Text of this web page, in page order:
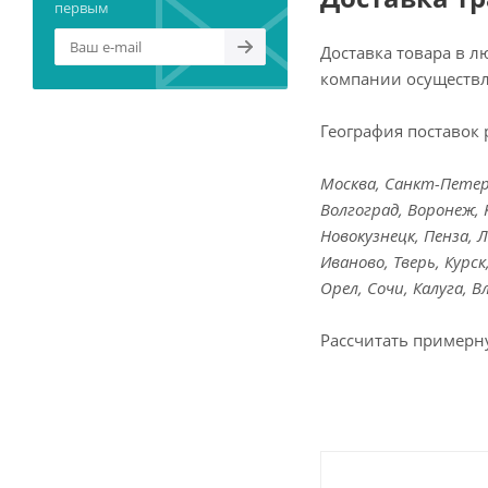
Доставка товара в
компании
География
Москва, Санкт-
Волгоград, Воронеж,
Новокузнецк, Пенза,
Иваново, Тверь,
Орел, Сочи, Калуга,
Рассчитать
первым